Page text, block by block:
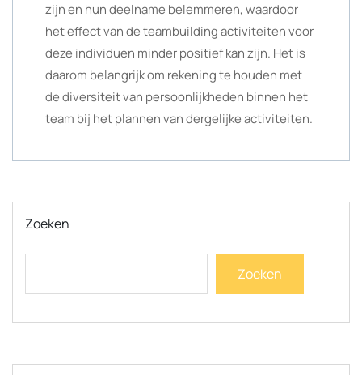
zijn en hun deelname belemmeren, waardoor
het effect van de teambuilding activiteiten voor
deze individuen minder positief kan zijn. Het is
daarom belangrijk om rekening te houden met
de diversiteit van persoonlijkheden binnen het
team bij het plannen van dergelijke activiteiten.
Zoeken
Zoeken